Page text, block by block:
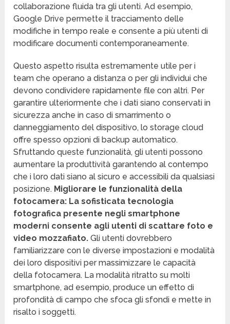
collaborazione fluida tra gli utenti. Ad esempio,
Google Drive permette il tracciamento delle
modifiche in tempo reale e consente a più utenti di
modificare documenti contemporaneamente.
Questo aspetto risulta estremamente utile per i
team che operano a distanza o per gli individui che
devono condividere rapidamente file con altri. Per
garantire ulteriormente che i dati siano conservati in
sicurezza anche in caso di smarrimento o
danneggiamento del dispositivo, lo storage cloud
offre spesso opzioni di backup automatico.
Sfruttando queste funzionalità, gli utenti possono
aumentare la produttività garantendo al contempo
che i loro dati siano al sicuro e accessibili da qualsiasi
posizione. Migliorare le funzionalità della
fotocamera: La sofisticata tecnologia
fotografica presente negli smartphone
moderni consente agli utenti di scattare foto e
video mozzafiato. Gli utenti dovrebbero
familiarizzare con le diverse impostazioni e modalità
dei loro dispositivi per massimizzare le capacità
della fotocamera. La modalità ritratto su molti
smartphone, ad esempio, produce un effetto di
profondità di campo che sfoca gli sfondi e mette in
risalto i soggetti.